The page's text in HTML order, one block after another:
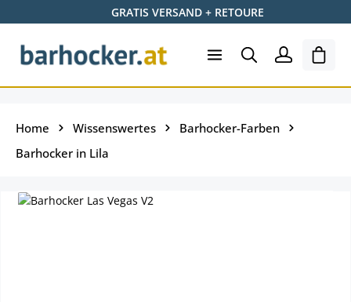
Zum Hauptinhalt springenGRATIS VERSAND + RETOURE
Home Wissenswertes
Barhocker-Farben
Barhocker in Lila